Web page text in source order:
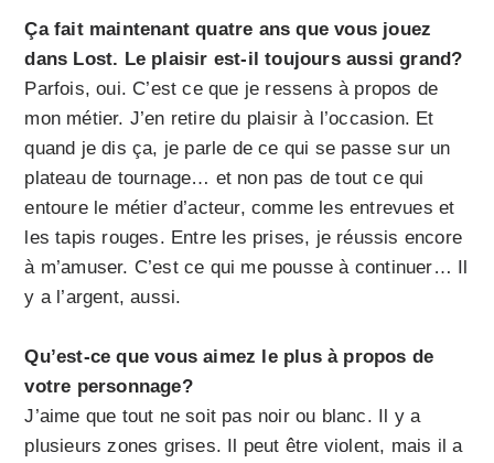
Ça fait maintenant quatre ans que vous jouez
dans Lost. Le plaisir est-il toujours aussi grand?
Parfois, oui. C’est ce que je ressens à propos de
mon métier. J’en retire du plaisir à l’occasion. Et
quand je dis ça, je parle de ce qui se passe sur un
plateau de tournage… et non pas de tout ce qui
entoure le métier d’acteur, comme les entrevues et
les tapis rouges. Entre les prises, je réussis encore
à m’amuser. C’est ce qui me pousse à continuer… Il
y a l’argent, aussi.
Qu’est-ce que vous aimez le plus à propos de
votre personnage?
J’aime que tout ne soit pas noir ou blanc. Il y a
plusieurs zones grises. Il peut être violent, mais il a